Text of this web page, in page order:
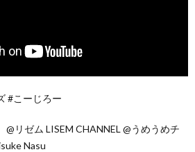
#こーじろー
@リゼム LISEM CHANNEL @うめうめチ
Nasu